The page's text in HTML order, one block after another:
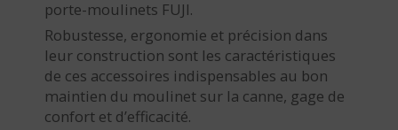
porte-moulinets FUJI.
Robustesse, ergonomie et précision dans
leur construction sont les caractéristiques
de ces accessoires indispensables au bon
maintien du moulinet sur la canne, gage de
confort et d’efficacité.